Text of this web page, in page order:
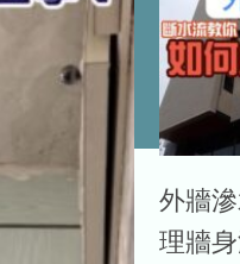
外牆
理牆